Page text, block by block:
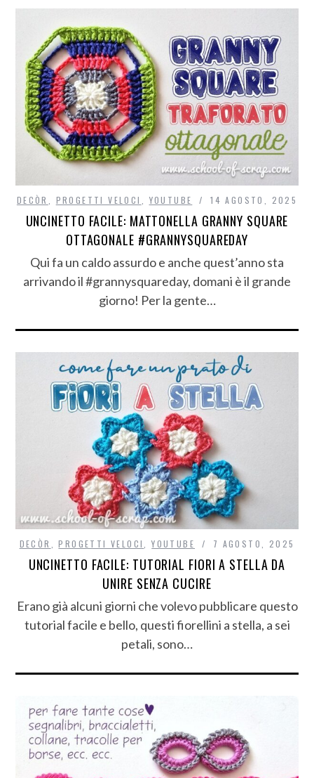
DECÒR PROGETTI VELOCI YOUTUBE 14 AGOSTO, 2025
UNCINETTO FACILE: MATTONELLA GRANNY SQUARE
OTTAGONALE #GRANNYSQUAREDAY
Qui fa un caldo assurdo e anche quest’anno sta
arrivando il #grannysquareday, domani è il grande
giorno! Per la gente…
DECÒR ,PROGETTI VELOCI ,YOUTUBE 7 AGOSTO, 2025
UNCINETTO FACILE: TUTORIAL FIORI A STELLA DA
UNIRE SENZA CUCIRE
Erano già alcuni giorni che volevo pubblicare questo
tutorial facile e bello, questi fiorellini a stella, a sei
petali, sono…